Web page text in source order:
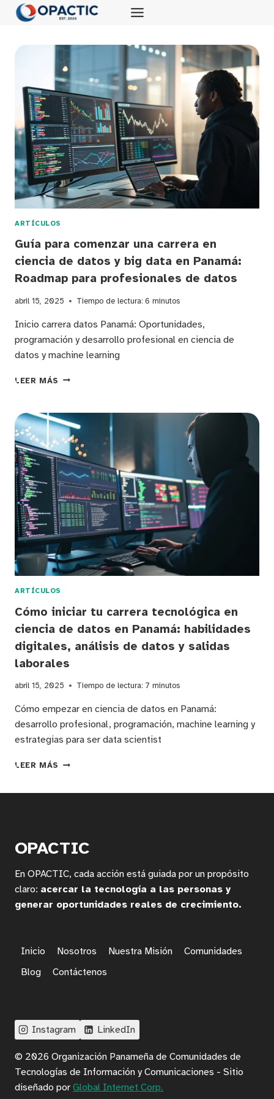
Saltar
ARTÍCULOS
Guía para comenzar una carrera en
ciencia de datos y big data en Panamá:
Roadmap para profesionales de datos
abril 15, 2025 Tiempo de lectura: 6 minutos
Inicio carrera datos Panamá: Oportunidades,
programación y desarrollo profesional en ciencia de
datos y machine learning
LEER MÁS GUÍA
UNA
CARRERA
EN
CIENCIA
DE
DATOS
Y
BIG
DATA
EN
PANAMÁ:
ROADMAP
PARA
PROFESIONALES
DE
ARTÍCULOS
Cómo iniciar tu carrera tecnológica en
ciencia de datos en Panamá: habilidades
digitales, análisis de datos y salidas
laborales
abril 15, 2025 Tiempo de lectura: 7 minutos
Cómo empezar en ciencia de datos en Panamá:
desarrollo profesional, programación, machine learning y
estrategias para ser data scientist
LEER MÁS CÓMO
DE
EN
PANAMÁ:
HABILIDADES
DIGITALES,
DATOS
SALIDAS
OPACTIC
En OPACTIC, cada acción está guiada por un propósito
claro: acercar la tecnología a las personas y
generar oportunidades reales de crecimiento.
Inicio Nosotros Nuestra Misión
Comunidades
Blog
Contáctenos
Instagram LinkedIn
© 2026 Organización Panameña de Comunidades de
Tecnologías de Información y Comunicaciones - Sitio
diseñado por Global Internet Corp.